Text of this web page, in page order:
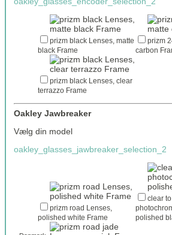
prizm black Lenses, matte
black Frame
prizm
carbon
prizm black Lenses, clear
terrazzo Frame
Oakley Jawbreaker
Vælg din model
oakley_glasses_jawbreaker_selection_2
prizm road Lenses,
polished white Frame
clear
polished